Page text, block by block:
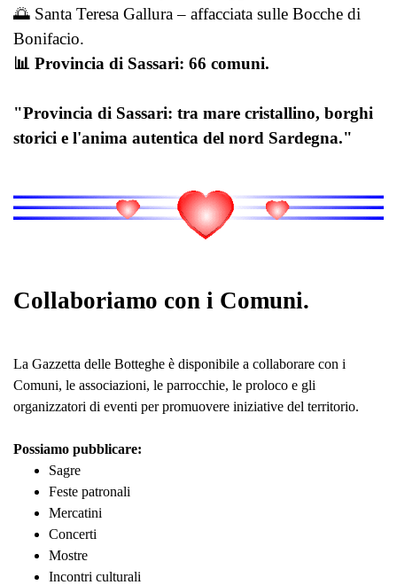
🌅 Santa Teresa Gallura – affacciata sulle Bocche di
Bonifacio.
📊 Provincia di Sassari: 66 comuni.
"Provincia di Sassari: tra mare cristallino, borghi
storici e l'anima autentica del nord Sardegna."
Collaboriamo con i Comuni.
La Gazzetta delle Botteghe è disponibile a collaborare con i
Comuni, le associazioni, le parrocchie, le proloco e gli
organizzatori di eventi per promuovere iniziative del territorio.
Possiamo pubblicare:
Sagre
Feste patronali
Mercatini
Concerti
Mostre
Incontri culturali